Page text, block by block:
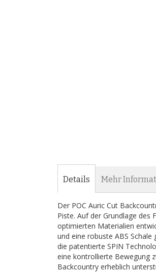
Details
Der POC Auric Cut
Piste. Auf der Grundlage des
optimierten Materialien
und eine robuste ABS
die patentierte SPIN
eine kontrollierte Bewegung
Backcountry erheblich
Mehr